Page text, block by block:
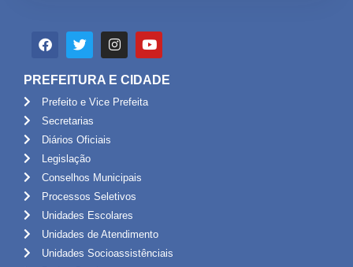
PREFEITURA E CIDADE
Prefeito e Vice Prefeita
Secretarias
Diários Oficiais
Legislação
Conselhos Municipais
Processos Seletivos
Unidades Escolares
Unidades de Atendimento
Unidades Socioassistênciais